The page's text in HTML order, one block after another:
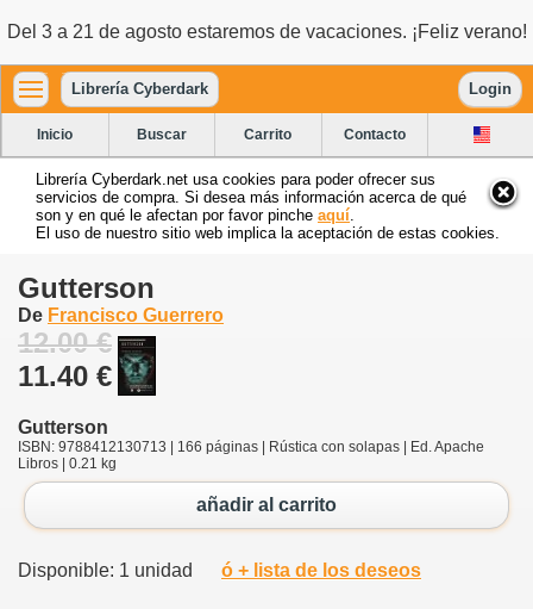
Del 3 a 21 de agosto estaremos de vacaciones. ¡Feliz verano!
Librería Cyberdark Login
Inicio Buscar Carrito Contacto
Librería Cyberdark.net usa cookies para poder ofrecer sus
servicios de compra. Si desea más información acerca de qué
son y en qué le afectan por favor pinche aquí
El uso de nuestro sitio web implica la aceptación de estas cookies.
Gutterson
De Francisco Guerrero
12.00 €
11.40 €
Gutterson
ISBN: 9788412130713 | 166 páginas | Rústica con solapas | Ed. Apache
Libros | 0.21 kg
añadir al carrito
Disponible: 1 unidad ó + lista de los deseos